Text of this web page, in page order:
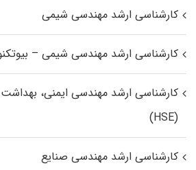
کارشناسی ارشد مهندسی شیمی
کارشناسی ارشد مهندسی شیمی –
کارشناسی ارشد مهندسی ایمنی،
(HSE)
کارشناسی ارشد مهندسی صنایع